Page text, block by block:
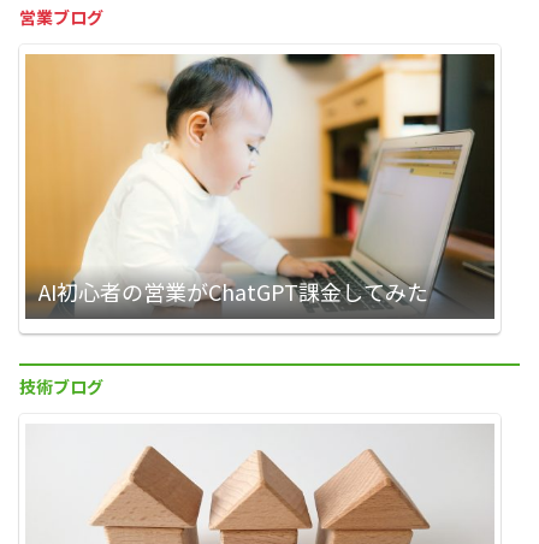
営業ブログ
AI初心者の営業がChatGPT課金してみた
技術ブログ